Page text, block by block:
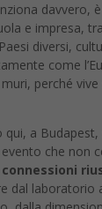
davvero,
e impresa,
diversi,
come
perché
a
evento che non
connessioni
dal laboratorio